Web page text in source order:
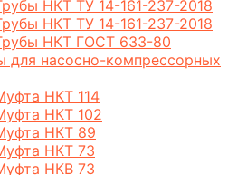
НКТ ТУ 14-161-237-2018
НКТ ТУ 14-161-237-2018
НКТ ГОСТ 633-80
для насосно-компрессорных
НКТ 114
НКТ 102
НКТ 89
НКТ 73
НКВ 73